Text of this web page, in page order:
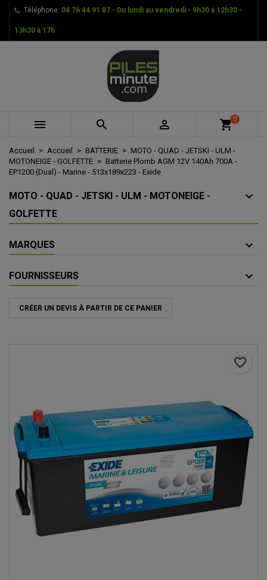
Téléphone: 04 76 44 91 87 - Du lundi au vendredi - 9h30 à 12h30 -
13h30 à 17h
   shopping_cart0
Accueil Accueil BATTERIE
MOTO - QUAD - JETSKI - ULM -
MOTONEIGE - GOLFETTE
Batterie Plomb AGM 12V 140Ah 700A -
EP1200 (Dual) - Marine - 513x189x223 - Exide
MOTO - QUAD - JETSKI - ULM - MOTONEIGE -
GOLFETTE
MARQUES
FOURNISSEURS
CRÉER UN DEVIS À PARTIR DE CE PANIER
favorite_border
Créer une nouvelle liste
Nom de la liste d'envies
Créer une liste d'envies
Vous devez être connecté pour ajouter des produits à
Annuler